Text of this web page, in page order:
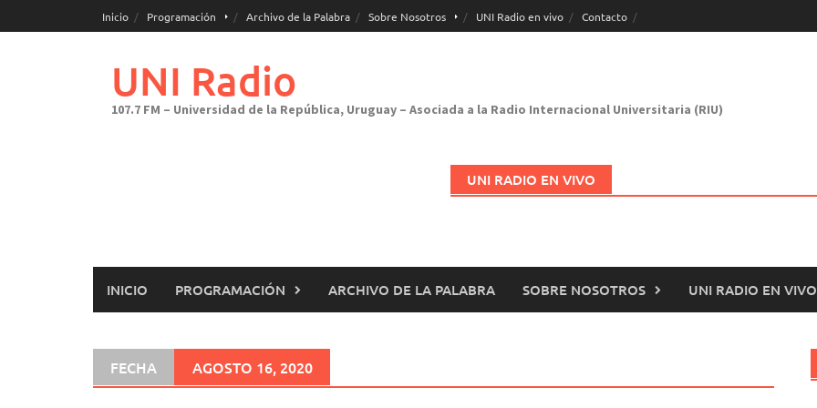
al
Inicio Programación Archivo de la Palabra Sobre Nosotros UNI Radio en vivo Contacto
UNI Radio
107.7 FM – Universidad de la República, Uruguay – Asociada a la Radio Internacional Universitaria (RIU)
UNI RADIO EN VIVO
INICIO PROGRAMACIÓN ARCHIVO DE LA PALABRA SOBRE NOSOTROS UNI RADIO EN VIVO
FECHA AGOSTO 16, 2020